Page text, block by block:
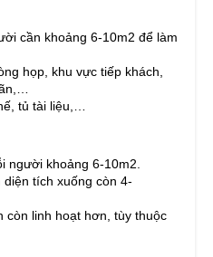
cần khoảng 6-10m2 để làm
họp, khu vực tiếp khách,
tủ tài liệu,…
người khoảng 6-10m2.
tích xuống còn 4-
còn linh hoạt hơn, tùy thuộc